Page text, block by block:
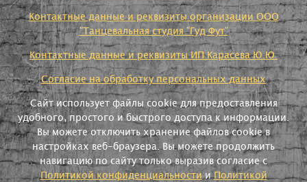
Контактные данные и реквизиты организации ООО
"Танцевальная студия "Гуд Фут"
Контактные данные и реквизиты ИП Карасева Ю.Ю.
Согласие на обработку персональных данных
Сайт использует файлы cookie для предоставления
удобного, простого и быстрого доступа к информации.
Вы можете отключить хранение файлов cookie в
настройках веб-браузера. Вы можете продолжить
навигацию по сайту только выразив согласие с
Политикой конфиденциальностииПолитикой